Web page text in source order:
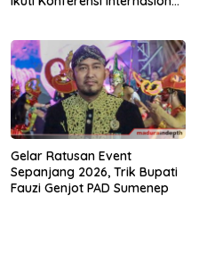
Gelar Ratusan Event
Sepanjang 2026, Trik Bupati
Fauzi Genjot PAD Sumenep